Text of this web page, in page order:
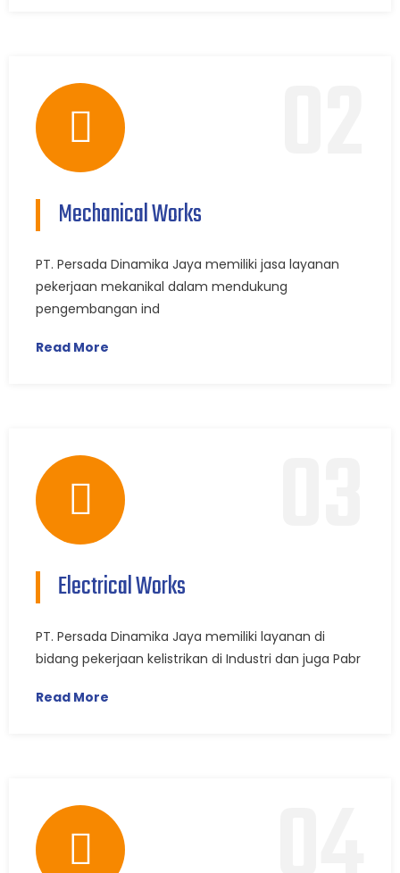
Mechanical Works
PT. Persada Dinamika Jaya memiliki jasa layanan
pekerjaan mekanikal dalam mendukung
pengembangan ind
Read More
Electrical Works
PT. Persada Dinamika Jaya memiliki layanan di
bidang pekerjaan kelistrikan di Industri dan juga Pabr
Read More